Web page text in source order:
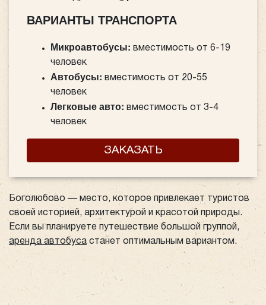
ВАРИАНТЫ ТРАНСПОРТА
Микроавтобусы: вместимость от 6-19
человек
Автобусы: вместимость от 20-55
человек
Легковые авто: вместимость от 3-4
человек
ЗАКАЗАТЬ
Боголюбово — место, которое привлекает туристов
своей историей, архитектурой и красотой природы.
Если вы планируете путешествие большой группой,
аренда автобуса станет оптимальным вариантом.
Вместительный транспорт позволит комфортно
добраться до главных достопримечательностей,
обеспечив участникам поездки удобство и
безопасность. Это идеальное решение для экскурсий,